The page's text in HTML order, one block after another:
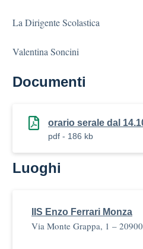
La Dirigente Scolastica
Valentina Soncini
Documenti
orario serale dal
pdf - 186 kb
Luoghi
IIS Enzo Ferrari Monza
Via Monte Grappa, 1 –